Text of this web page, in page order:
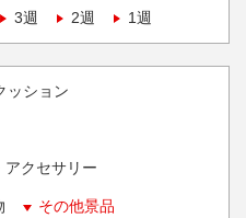
3週 2週 1週
ッション
アクセサリー
その他景品